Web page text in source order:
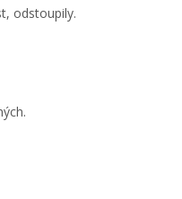
odstoupily.